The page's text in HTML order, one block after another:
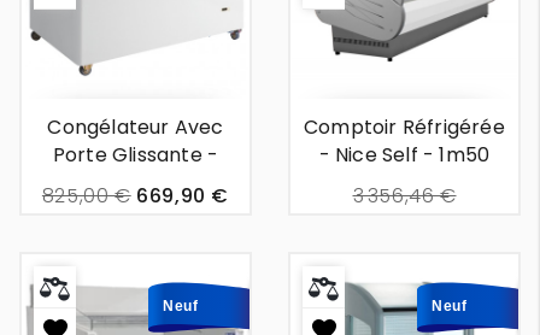
Congélateur Avec
Porte Glissante -
Stuttgart - 1m22
825,00 € 669,90 €
Comptoir Réfrigérée
- Nice Self - 1m50
3 356,46 €
Neuf Neuf